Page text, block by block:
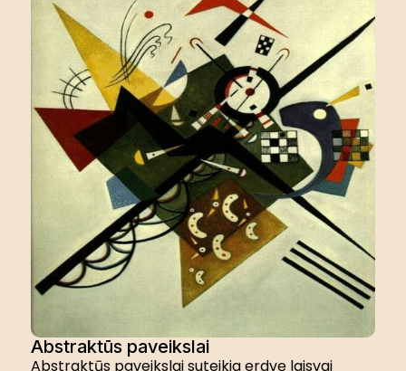
Abstraktūs paveikslai
Abstraktūs paveikslai suteikia erdvę laisvai